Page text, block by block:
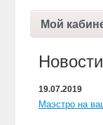
Мой
Новости
19.07.2019
Маэстро на